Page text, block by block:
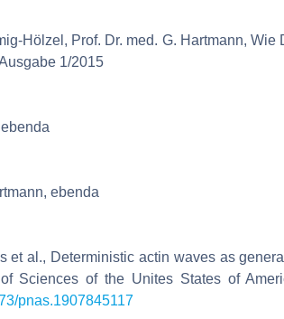
Hölzel, Prof. Dr. med. G. Hartmann,
1/2015
ebenda
et al., Deterministic actin waves as
Sciences of the Unites States of
pnas.1907845117